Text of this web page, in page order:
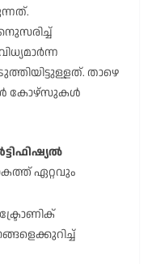
താഴെ
കോഴ്സുകൾ
ഏറ്റവും